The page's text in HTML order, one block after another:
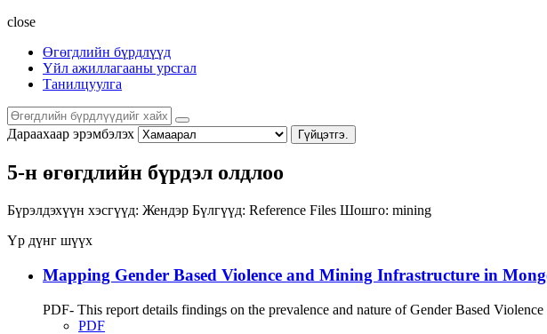
close
Өгөгдлийн бүрдлүүд
Үйл ажиллагааны урсгал
Танилцуулга
Дараахаар эрэмбэлэх Гүйцэтгэ.
5-н өгөгдлийн бүрдэл олдлоо
Бүрэлдэхүүн хэсгүүд: Жендэр Бүлгүүд: Reference Files Шошго: mining
Үр дүнг шүүх
Mapping Gender Based Violence and Mining Infrastructure in
PDF- This report details findings on the prevalence and nature of Gender Based
PDF